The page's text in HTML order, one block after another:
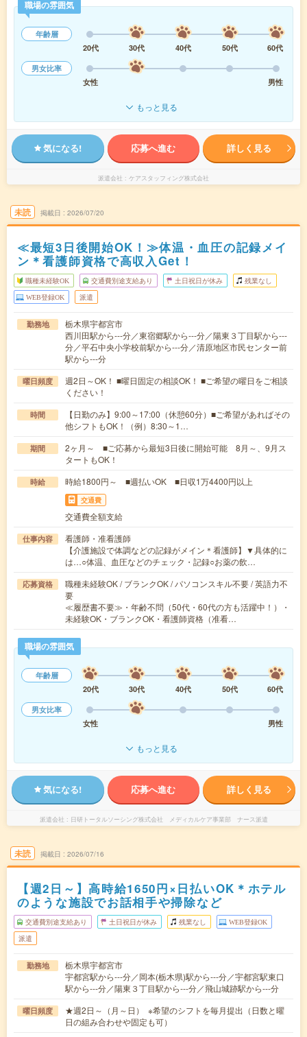
職場の雰囲気
年齢層
20代
30代 40代 50代
60代
男女比率
女性
男性
もっと見る
気になる! 応募へ進む 詳しく見る
派遣会社 ケアスタッフィング株式会社
未読 掲載日 2026/07/20
≪最短3日後開始OK！≫体温・血圧の記録メイ
ン＊看護師資格で高収入Get！
職種未経験OK 交通費別途支給あり 土日祝日が休み 残業なし
WEB登録OK 派遣
勤務地
栃木県宇都宮市
西川田駅から---分／東宿郷駅から---分／陽東３丁目駅から---
分／平石中央小学校前駅から---分／清原地区市民センター前
駅から---分
曜日頻度
週2日～OK！ ■曜日固定の相談OK！ ■ご希望の曜日をご相談
ください！
時間
【日勤のみ】9:00～17:00（休憩60分）■ご希望があればその
他シフトもOK！（例）8:30～1…
期間
2ヶ月～ ■ご応募から最短3日後に開始可能 8月～、9月ス
タートもOK！
時給 時給1800円～ ■週払いOK ■日収1万4400円以上
交通費
交通費全額支給
仕事内容
看護師・准看護師
【介護施設で体調などの記録がメイン＊看護師】▼具体的に
は…○体温、血圧などのチェック・記録○お薬の飲…
応募資格
職種未経験OK / ブランクOK / パソコンスキル不要 / 英語力不
要
≪履歴書不要≫・年齢不問（50代・60代の方も活躍中！）・
未経験OK・ブランクOK・看護師資格（准看…
職場の雰囲気
年齢層
20代
30代 40代 50代
60代
男女比率
女性
男性
もっと見る
気になる! 応募へ進む 詳しく見る
派遣会社 日研トータルソーシング株式会社 メディカルケア事業部 ナース派遣
未読 掲載日 2026/07/16
【週2日～】高時給1650円×日払いOK＊ホテル
のような施設でお話相手や掃除など
交通費別途支給あり 土日祝日が休み 残業なし WEB登録OK
派遣
勤務地
栃木県宇都宮市
宇都宮駅から---分／岡本(栃木県)駅から---分／宇都宮駅東口
駅から---分／陽東３丁目駅から---分／飛山城跡駅から---分
曜日頻度
★週2日～（月～日） ※希望のシフトを毎月提出（日数と曜
日の組み合わせや固定も可）